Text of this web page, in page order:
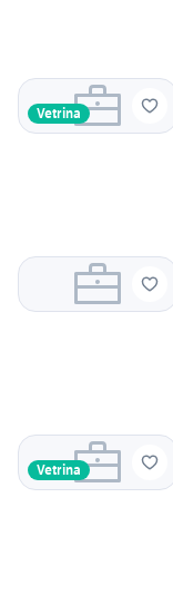
Vetrina
Vetrina